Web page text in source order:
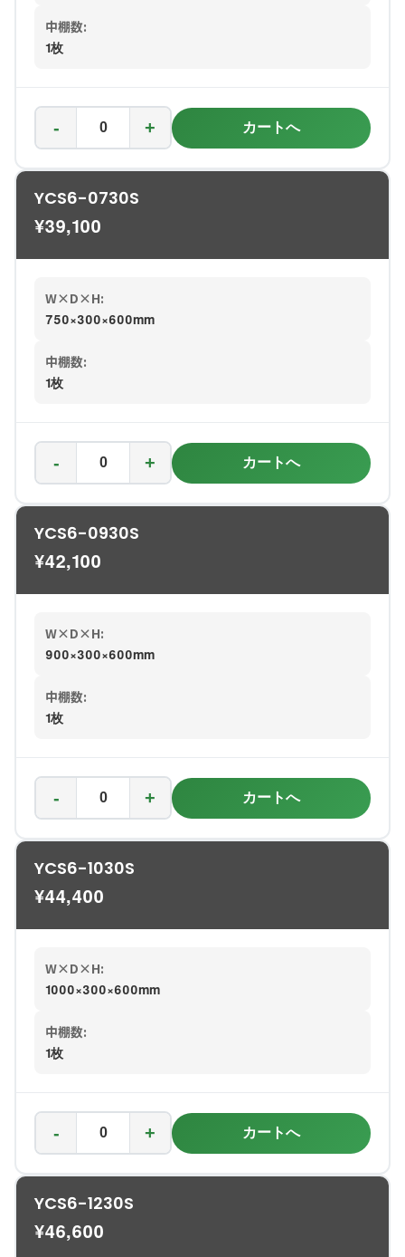
中棚数:
1枚
- + カートへ
YCS6-0730S
¥39,100
W×D×H:
750×300×600mm
中棚数:
1枚
- + カートへ
YCS6-0930S
¥42,100
W×D×H:
900×300×600mm
中棚数:
1枚
- + カートへ
YCS6-1030S
¥44,400
W×D×H:
1000×300×600mm
中棚数:
1枚
- + カートへ
YCS6-1230S
¥46,600